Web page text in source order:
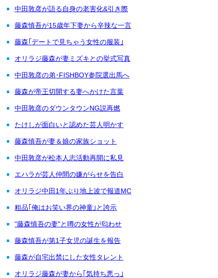
中田敦彦が語る自身の老害化&引き際
藤森慎吾が15歳年下妻から辛辣な一言
藤森｢デートで見ちゃう女性の服装｣
オリラジ藤森が妻ミズキとの挙式写真
中田敦彦の弟･FISHBOY参院選出馬へ
藤森が帝王切開する妻へかけた言葉
中田敦彦のダウンタウンNG説再燃
たけしが面白いと認めた芸人明かす
藤森慎吾が妻＆娘の家族ショット
中田敦彦が松本人志活動再開に私見
エハラが芸人仲間の嫌がらせを告白
オリラジ中田1年ぶり地上波で報道MC
粗品｢俺はお笑い界の神童｣と誇示
"藤森慎吾の妻"と噂の女性が匂わせ
藤森慎吾が第1子女児の誕生を報告
藤森が自宅出禁にした女性タレント
オリラジ藤森が妻から｢気持ち悪っ｣